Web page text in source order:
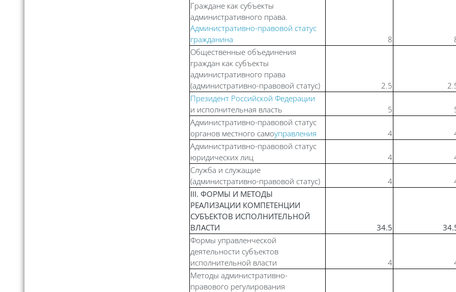
Граждане как субъекты
административного права.
Административно-правовой статус
гражданина
8
Общественные объединения
граждан как субъекты
административного права
(административно-правовой статус)
2.5
Президент Российской Федерации
и исполнительная власть
5
Административно-правовой статус
органов местного самоуправления 4
Административно-правовой статус
юридических лиц
4
Служба и служащие
(административно-правовой статус)
4
III. ФОРМЫ И МЕТОДЫ
РЕАЛИЗАЦИИ КОМПЕТЕНЦИИ
СУБЪЕКТОВ ИСПОЛНИТЕЛЬНОЙ
ВЛАСТИ
34.5
Формы управленческой
деятельности субъектов
исполнительной власти
4
Методы административно-
правового регулирования